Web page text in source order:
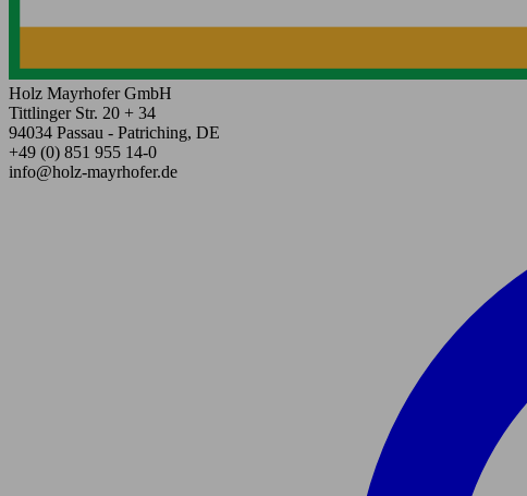
Holz Mayrhofer GmbH
Tittlinger Str. 20 + 34
94034 Passau - Patriching, DE
+49 (0) 851 955 14-0
info@holz-mayrhofer.de